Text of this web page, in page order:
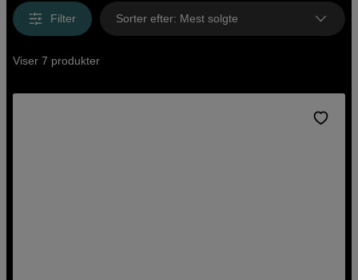
forskellige typer samplere og groovebokse, der åbner op
for nye kreative muligheder for både professionelle og
amatører.
Filter Sorter efter: Mest solgte
Viser 7 produkter